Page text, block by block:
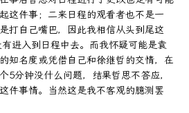
这件事；二来日程的观看者也不是一
打自己嘴巴，因此我相信从头到尾这
进入到日程中去。而我怀疑可能是袁
知名度或凭借自己和徐继哲的交情，在
5分钟没什么问题，结果哲思不答应，
件事情。当然这是我不客观的臆测罢